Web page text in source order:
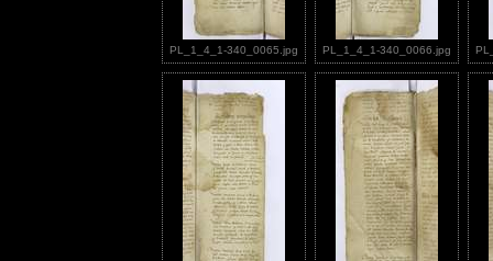
PL_1_4_1-340_0065.jpg PL_1_4_1-340_0066.jpg